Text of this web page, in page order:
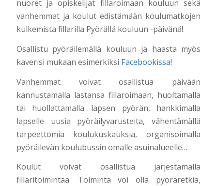
nuoret ja opiskelijat fillaroimaan kouluun sekä
vanhemmat ja koulut edistämään koulumatkojen
kulkemista fillarilla Pyörällä kouluun -päivänä!
Osallistu pyöräilemällä kouluun ja haasta myös
kaverisi mukaan esimerkiksi Facebookissa!
Vanhemmat voivat osallistua päivään
kannustamalla lastansa fillaroimaan, huoltamalla
tai huollattamalla lapsen pyörän, hankkimalla
lapselle uusia pyöräilyvarusteita, vähentämällä
tarpeettomia koulukuskauksia, organisoimalla
pyöräilevän koulubussin omalle asuinalueelle…
Koulut voivat osallistua järjestämällä
fillaritoimintaa. Toiminta voi olla pyöräretkiä,